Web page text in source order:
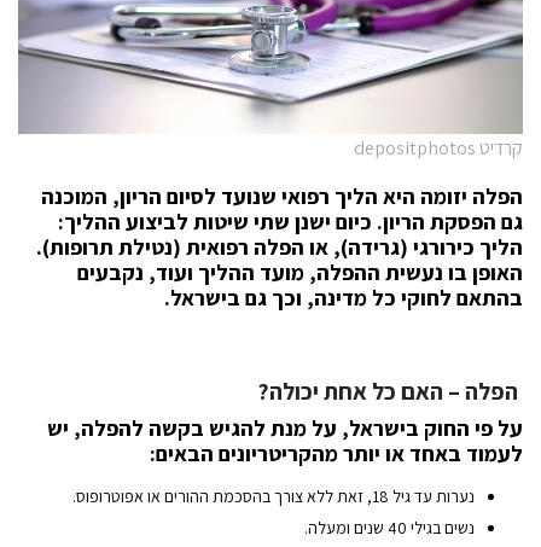
קרדיט depositphotos
הפלה יזומה היא הליך רפואי שנועד לסיום הריון, המוכנה
גם הפסקת הריון. כיום ישנן שתי שיטות לביצוע ההליך:
הליך כירורגי (גרידה), או הפלה רפואית (נטילת תרופות).
האופן בו נעשית ההפלה, מועד ההליך ועוד, נקבעים
בהתאם לחוקי כל מדינה, וכך גם בישראל.
הפלה – האם כל אחת יכולה?
על פי החוק בישראל, על מנת להגיש בקשה להפלה, יש
לעמוד באחד או יותר מהקריטריונים הבאים:
נערות עד גיל 18, זאת ללא צורך בהסכמת ההורים או אפוטרופוס.
נשים בגילי 40 שנים ומעלה.